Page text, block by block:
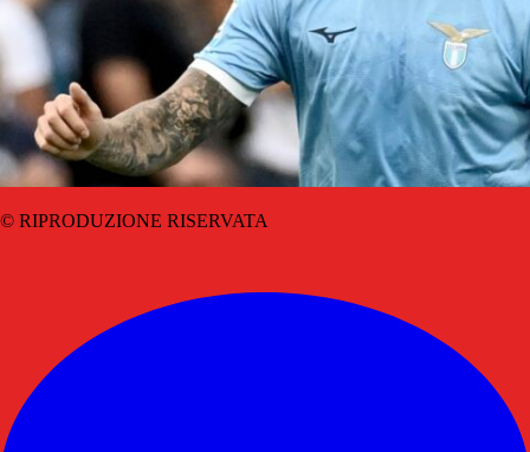
© RIPRODUZIONE RISERVATA